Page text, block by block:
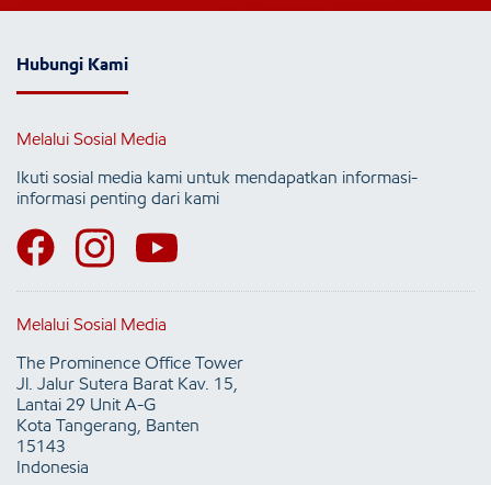
Hubungi Kami
Melalui Sosial Media
Ikuti sosial media kami untuk mendapatkan informasi-
informasi penting dari kami
Melalui Sosial Media
The Prominence Office Tower
Jl. Jalur Sutera Barat Kav. 15,
Lantai 29 Unit A-G
Kota Tangerang, Banten
15143
Indonesia